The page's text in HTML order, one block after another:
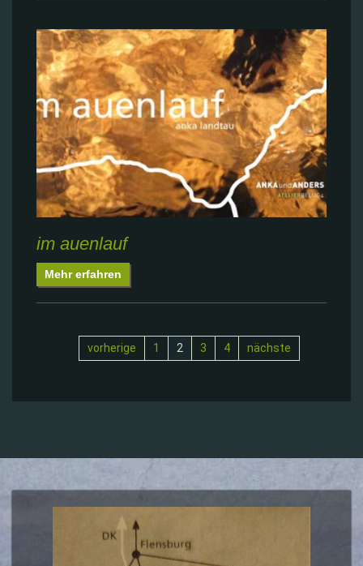
im auenlauf
Mehr erfahren
vorherige 1 2 3 4 nächste